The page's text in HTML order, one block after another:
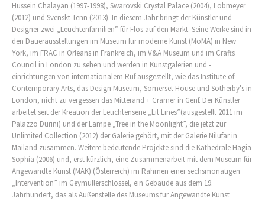
Hussein Chalayan (1997-1998), Swarovski Crystal Palace (2004), Lobmeyer
(2012) und Svenskt Tenn (2013). In diesem Jahr bringt der Künstler und
Designer zwei „Leuchtenfamilien” für Flos auf den Markt. Seine Werke sind in
den Dauerausstellungen im Museum für moderne Kunst (MoMA) in New
York, im FRAC in Orleans in Frankreich, im V&A Museum und im Crafts
Council in London zu sehen und werden in Kunstgalerien und -
einrichtungen von internationalem Ruf ausgestellt, wie das Institute of
Contemporary Arts, das Design Museum, Somerset House und Sotherby's in
London, nicht zu vergessen das Mitterand + Cramer in Genf. Der Künstler
arbeitet seit der Kreation der Leuchtenserie „Lit Lines”(ausgestellt 2011 im
Palazzo Durini) und der Lampe „Tree in the Moonlight”, die jetzt zur
Unlimited Collection (2012) der Galerie gehört, mit der Galerie Nilufar in
Mailand zusammen. Weitere bedeutende Projekte sind die Kathedrale Hagia
Sophia (2006) und, erst kürzlich, eine Zusammenarbeit mit dem Museum für
Angewandte Kunst (MAK) (Österreich) im Rahmen einer sechsmonatigen
„Intervention” im Geymüllerschlössel, ein Gebäude aus dem 19.
Jahrhundert, das als Außenstelle des Museums für Angewandte Kunst